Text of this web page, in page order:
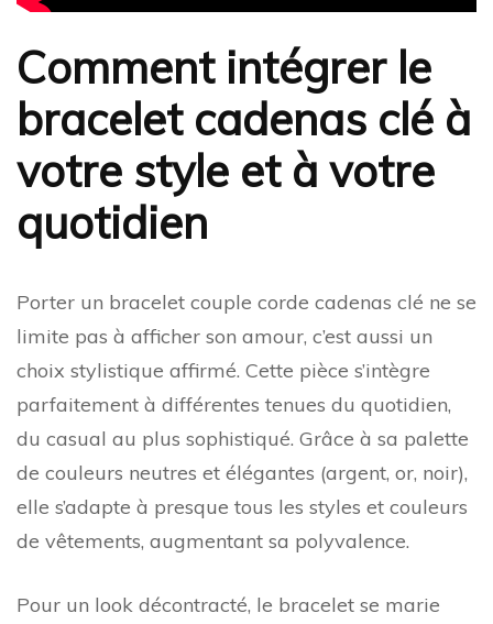
Comment intégrer le
bracelet cadenas clé à
votre style et à votre
quotidien
Porter un bracelet couple corde cadenas clé ne se
limite pas à afficher son amour, c’est aussi un
choix stylistique affirmé. Cette pièce s’intègre
parfaitement à différentes tenues du quotidien,
du casual au plus sophistiqué. Grâce à sa palette
de couleurs neutres et élégantes (argent, or, noir),
elle s’adapte à presque tous les styles et couleurs
de vêtements, augmentant sa polyvalence.
Pour un look décontracté, le bracelet se marie